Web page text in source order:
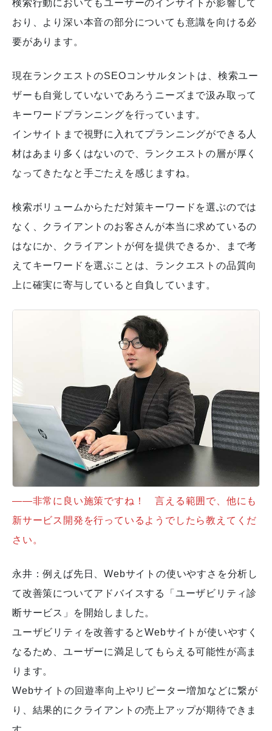
検索行動においてもユーザーのインサイトが影響して
おり、より深い本音の部分についても意識を向ける必
要があります。
現在ランクエストのSEOコンサルタントは、検索ユー
ザーも自覚していないであろうニーズまで汲み取って
キーワードプランニングを行っています。
インサイトまで視野に入れてプランニングができる人
材はあまり多くはないので、ランクエストの層が厚く
なってきたなと手ごたえを感じますね。
検索ボリュームからただ対策キーワードを選ぶのでは
なく、クライアントのお客さんが本当に求めているの
はなにか、クライアントが何を提供できるか、まで考
えてキーワードを選ぶことは、ランクエストの品質向
上に確実に寄与していると自負しています。
――非常に良い施策ですね！ 言える範囲で、他にも
新サービス開発を行っているようでしたら教えてくだ
さい。
永井：例えば先日、Webサイトの使いやすさを分析し
て改善策についてアドバイスする「ユーザビリティ診
断サービス」を開始しました。
ユーザビリティを改善するとWebサイトが使いやすく
なるため、ユーザーに満足してもらえる可能性が高ま
ります。
Webサイトの回遊率向上やリピーター増加などに繋が
り、結果的にクライアントの売上アップが期待できま